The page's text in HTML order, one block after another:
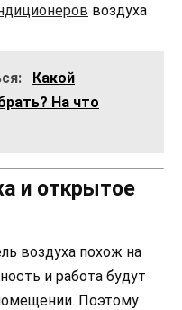
воздуха
Какой
На что
и открытое
воздуха похож на
и работа будут
Поэтому